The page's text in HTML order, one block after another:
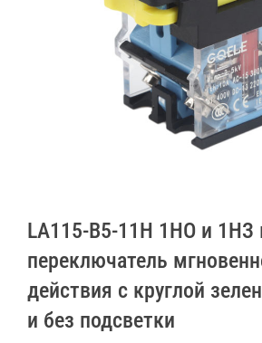
LA115-B5-11H 1НО и 1НЗ
переключатель
действия с круглой
и без подсветки